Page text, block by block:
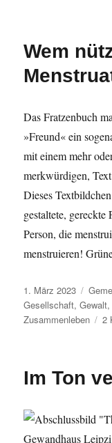
Wem
Das Fratzenbuch
»Freund« ein
mit einem mehr
merkwürdigen,
Dieses
gestaltete,
Person, die
menstruieren!
Veröffentlicht
am
1. März 2023
Gesellschaft,Gewalt,
Zusammenleben
2
Im Ton